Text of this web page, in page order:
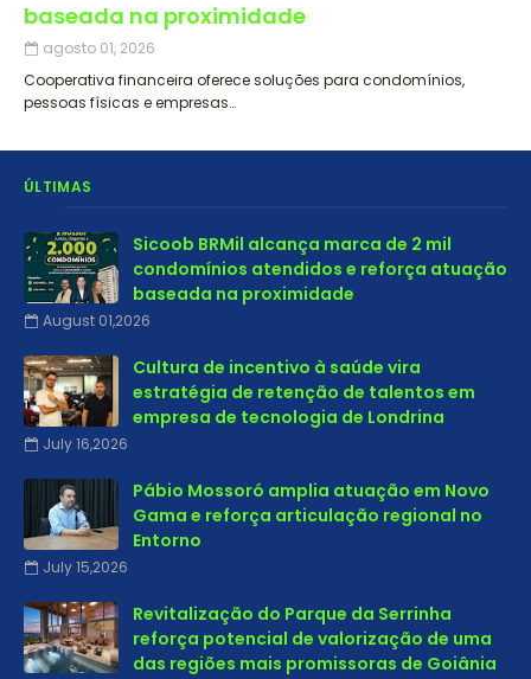
baseada na proximidade
agosto 01, 2026
Cooperativa financeira oferece soluções para condomínios,
pessoas físicas e empresas…
ÚLTIMAS
Sicoob BRMil alcança marca de 2 mil
condomínios atendidos e reforça atuação
baseada na proximidade
August 01,2026
Cultura de incentivo à saúde vira
estratégia de retenção de talentos em
empresa de tecnologia de Londrina
July 16,2026
Pábio Mossoró amplia atuação em Novo
Gama e reforça articulação regional no
Entorno
July 15,2026
Revitalização do Parque da Serrinha
reforça potencial de valorização de uma
das regiões mais promissoras de Goiânia